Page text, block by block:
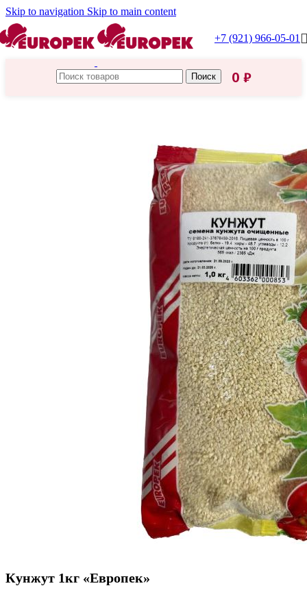
Skip to navigation Skip to main content
+7 (921) 966-05-01
Поиск 0 ₽
Кунжут 1кг «Европек»